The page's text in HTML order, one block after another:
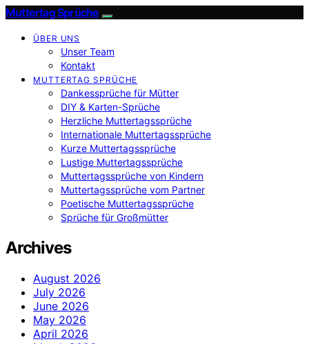
Muttertag Sprüche
ÜBER UNS
Unser Team
Kontakt
MUTTERTAG SPRÜCHE
Dankessprüche für Mütter
DIY & Karten-Sprüche
Herzliche Muttertagssprüche
Internationale Muttertagssprüche
Kurze Muttertagssprüche
Lustige Muttertagssprüche
Muttertagssprüche von Kindern
Muttertagssprüche vom Partner
Poetische Muttertagssprüche
Sprüche für Großmütter
Archives
August 2026
July 2026
June 2026
May 2026
April 2026